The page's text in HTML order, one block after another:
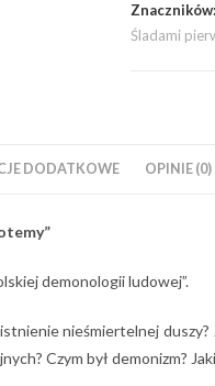
Znaczników:
Śladami
DODATKOWE OPINIE (0)
demonologii ludowej”.
nieśmiertelnej
Czym był demonizm?